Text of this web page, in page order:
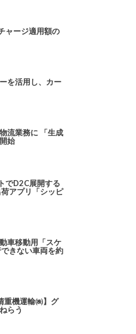
ージ適用額の
を活用し、カー
流業務に 「生成
始
でD2C展開する
荷アプリ「シッピ
車移動用「スケ
きない車両を約
重機運輸㈱】グ
らう